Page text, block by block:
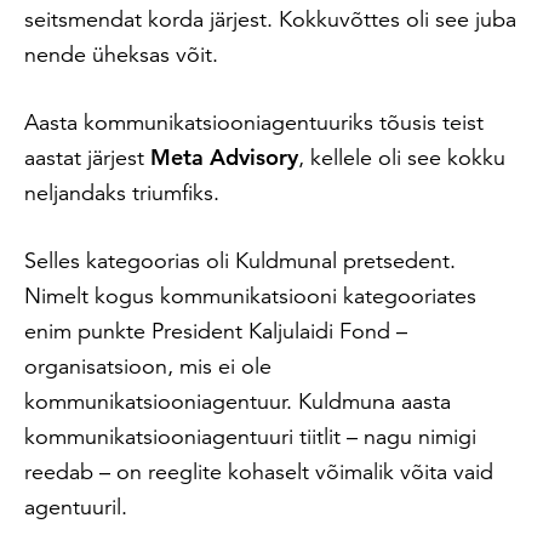
seitsmendat korda järjest. Kokkuvõttes oli see juba
nende üheksas võit.
Aasta kommunikatsiooniagentuuriks tõusis teist
aastat järjest Meta Advisory, kellele oli see kokku
neljandaks triumfiks.
Selles kategoorias oli Kuldmunal pretsedent.
Nimelt kogus kommunikatsiooni kategooriates
enim punkte President Kaljulaidi Fond –
organisatsioon, mis ei ole
kommunikatsiooniagentuur. Kuldmuna aasta
kommunikatsiooniagentuuri tiitlit – nagu nimigi
reedab – on reeglite kohaselt võimalik võita vaid
agentuuril.